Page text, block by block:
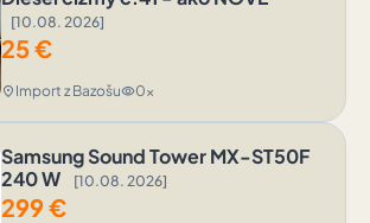
[10.08. 2026]
25€
location_on Import z Bazošuvisibility0x
Samsung Sound Tower MX-ST50F
240 W
[10.08. 2026]
299€